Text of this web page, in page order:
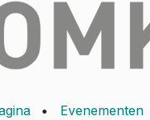
• Evenementen